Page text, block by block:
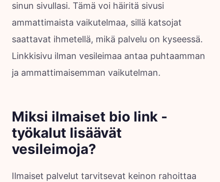
sinun sivullasi. Tämä voi häiritä sivusi
ammattimaista vaikutelmaa, sillä katsojat
saattavat ihmetellä, mikä palvelu on kyseessä.
Linkkisivu ilman vesileimaa antaa puhtaamman
ja ammattimaisemman vaikutelman.
Miksi ilmaiset bio link -
työkalut lisäävät
vesileimoja?
Ilmaiset palvelut tarvitsevat keinon rahoittaa